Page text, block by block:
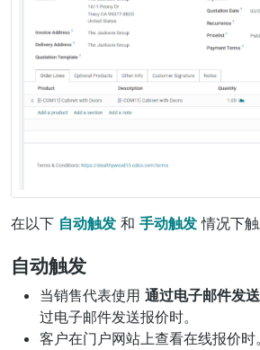
在以下 自动触发 和 手动触发 情况下触
自动触发
当销售代表使用 通过电子邮件发送
过电子邮件发送报价时。
客户在门户网站上查看在线报价时。